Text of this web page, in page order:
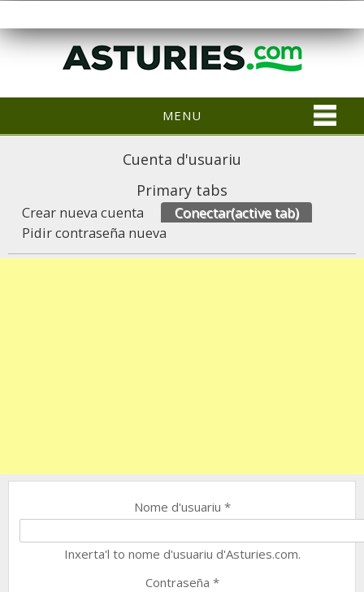
MENU
Cuenta d'usuariu
Primary tabs
Crear nueva cuenta Conectar(active tab)
Pidir contraseña nueva
Nome d'usuariu *
Inxerta'l to nome d'usuariu d'Asturies.com.
Contraseña *